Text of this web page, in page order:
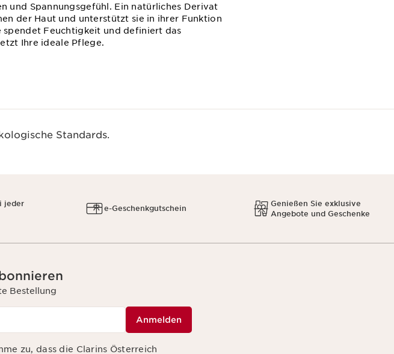
und Spannungsgefühl. Ein natürliches Derivat
der Haut und unterstützt sie in ihrer Funktion
spendet Feuchtigkeit und definiert das
Ihre ideale Pflege.
Standards.
jeder
e-Geschenkgutschein
Genießen Sie exklusive
Angebote und Geschenke
Bestellung
Anmelden
zu, dass die Clarins Österreich